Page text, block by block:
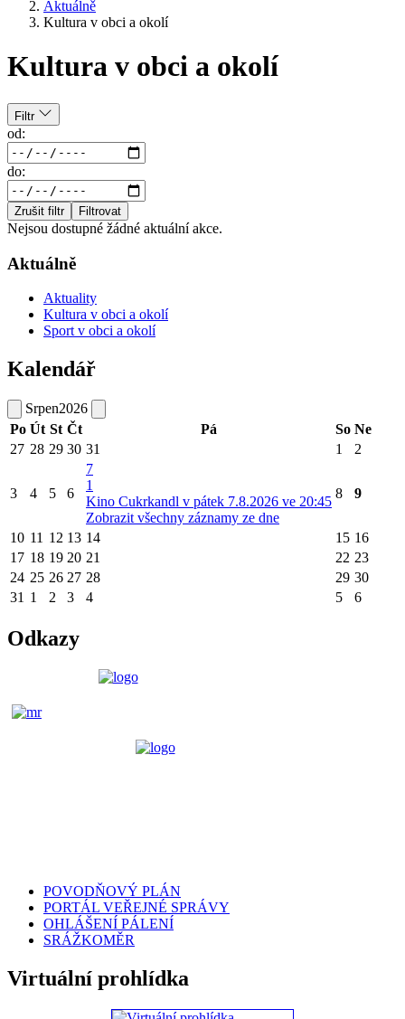
Aktuálně
Kultura v obci a okolí
Kultura v obci a okolí
Filtr
od:
do:
Zrušit filtr Filtrovat
Nejsou dostupné žádné aktuální akce.
Aktuálně
Aktuality
Kultura v obci a okolí
Sport v obci a okolí
Kalendář
Srpen2026
Po Út St Čt Pá So Ne
27 28 29 30 31 1 2
3 4 5 6
7
1
Kino Cukrkandl v pátek 7.8.2026 ve 20:45
Zobrazit všechny záznamy ze dne
8 9
10 11 12 13 14 15 16
17 18 19 20 21 22 23
24 25 26 27 28 29 30
31 1 2 3 4 5 6
Odkazy
POVODŇOVÝ PLÁN
PORTÁL VEŘEJNÉ SPRÁVY
OHLÁŠENÍ PÁLENÍ
SRÁŽKOMĚR
Virtuální prohlídka